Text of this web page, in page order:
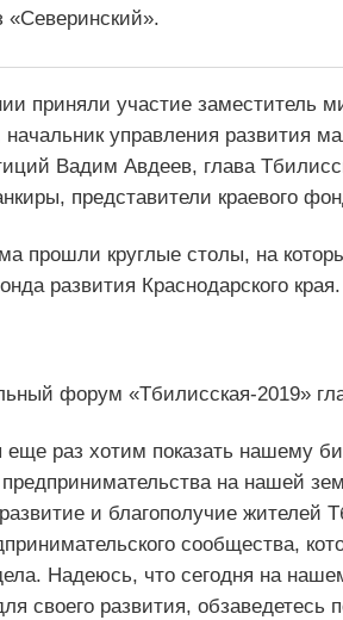
«Северинский».
приняли участие заместитель
управления развития
Вадим Авдеев, глава
представители краевого
прошли круглые столы, на
развития Краснодарского края.
форум «Тбилисская-2019»
раз хотим показать нашему
на нашей
и благополучие жителей
сообщества,
Надеюсь, что сегодня на
своего развития,